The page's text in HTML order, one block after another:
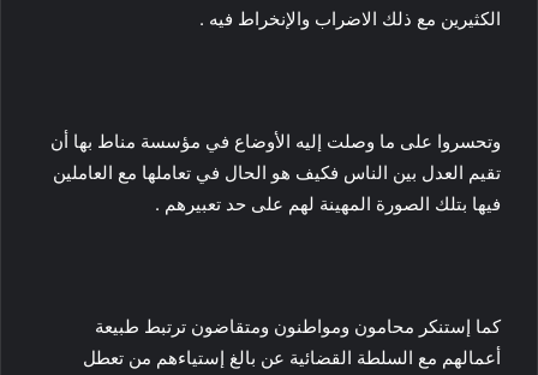
الكثيرين مع ذلك الاضراب والإنخراط فيه .
وتحسروا على ما وصلت إليه الأوضاع في مؤسسة مناط بها أن
تقيم العدل بين الناس فكيف هو الحال في تعاملها مع العاملين
فيها بتلك الصورة المهينة لهم على حد تعبيرهم .
كما إستنكر محامون ومواطنون ومتقاضون ترتبط طبيعة
أعمالهم مع السلطة القضائية عن بالغ إستياءهم من تعطل